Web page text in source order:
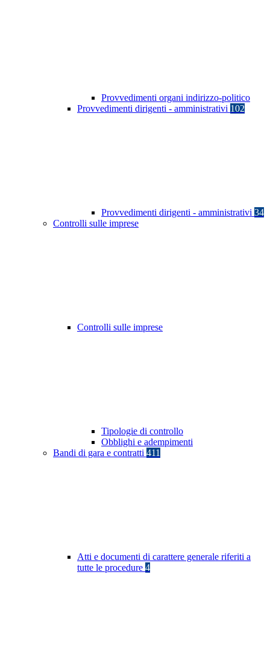
Provvedimenti organi indirizzo-politico
Provvedimenti dirigenti - amministrativi 102
Provvedimenti dirigenti - amministrativi 34
Controlli sulle imprese
Controlli sulle imprese
Tipologie di controllo
Obblighi e adempimenti
Bandi di gara e contratti 411
Atti e documenti di carattere generale riferiti a
tutte le procedure 4